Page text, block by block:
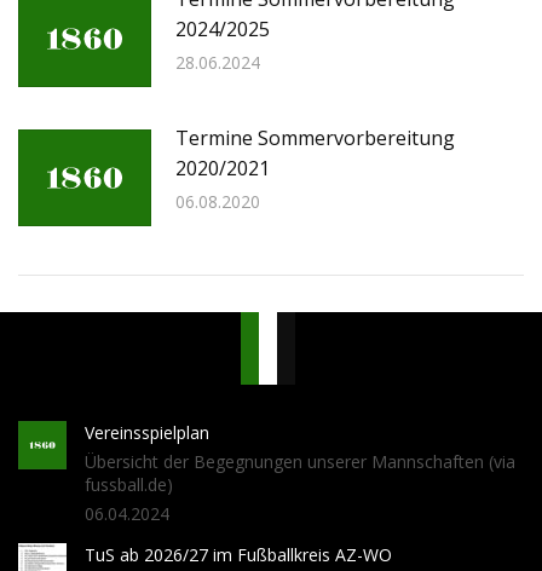
2024/2025
28.06.2024
Termine Sommervorbereitung
2020/2021
06.08.2020
Vereinsspielplan
Übersicht der Begegnungen unserer Mannschaften (via
fussball.de)
06.04.2024
TuS ab 2026/27 im Fußballkreis AZ-WO